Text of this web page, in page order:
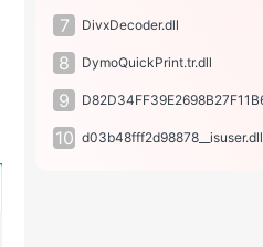
7 DivxDecoder.dll
8 DymoQuickPrint.tr.dll
9
10 d03b48fff2d98878__isuser.dll